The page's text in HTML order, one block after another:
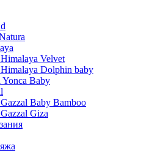
Velvet
Dolphin baby
Baby
Baby Bamboo
Giza